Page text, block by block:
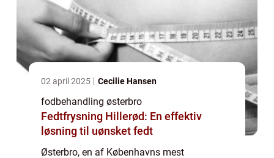
02 april 2025 Cecilie Hansen
fodbehandling østerbro
Fedtfrysning Hillerød: En effektiv
løsning til uønsket fedt
Østerbro, en af Københavns mest